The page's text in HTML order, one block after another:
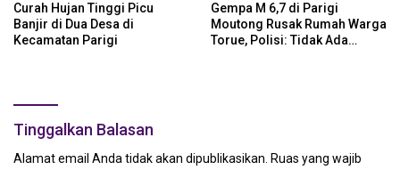
Curah Hujan Tinggi Picu
Banjir di Dua Desa di
Kecamatan Parigi
Gempa M 6,7 di Parigi
Moutong Rusak Rumah Warga
Torue, Polisi: Tidak Ada
Tinggalkan Balasan
Alamat email Anda tidak akan dipublikasikan. Ruas yang wajib